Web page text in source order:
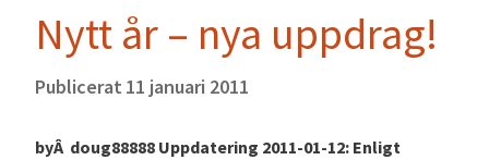
Nytt år – nya uppdrag!
Publicerat 11 januari 2011
byÂ doug88888 Uppdatering 2011-01-12: Enligt